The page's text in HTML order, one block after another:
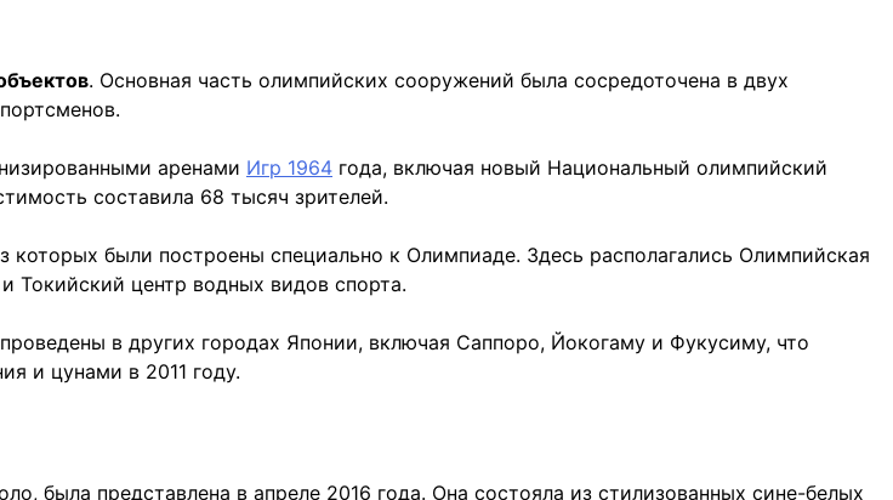
. Основная часть олимпийских сооружений была сосредоточена в двух
аренами Игр 1964 года, включая новый Национальный олимпийский
составила 68 тысяч зрителей.
которых были построены специально к Олимпиаде. Здесь располагались Олимпийская
Токийский центр водных видов спорта.
в других городах Японии, включая Саппоро, Йокогаму и Фукусиму, что
и цунами в 2011 году.
была представлена в апреле 2016 года. Она состояла из стилизованных сине-белых